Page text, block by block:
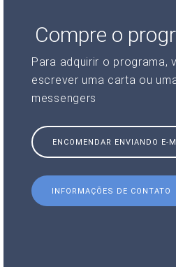
Compre o
Para adquirir o programa,
escrever uma carta ou
messengers
ENCOMENDAR ENVIANDO E-
INFORMAÇÕES DE CONTATO